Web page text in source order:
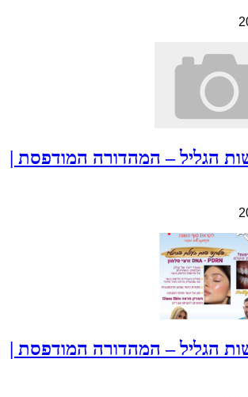
הגליל – המהדורה המודפסת |
הגליל – המהדורה המודפסת |